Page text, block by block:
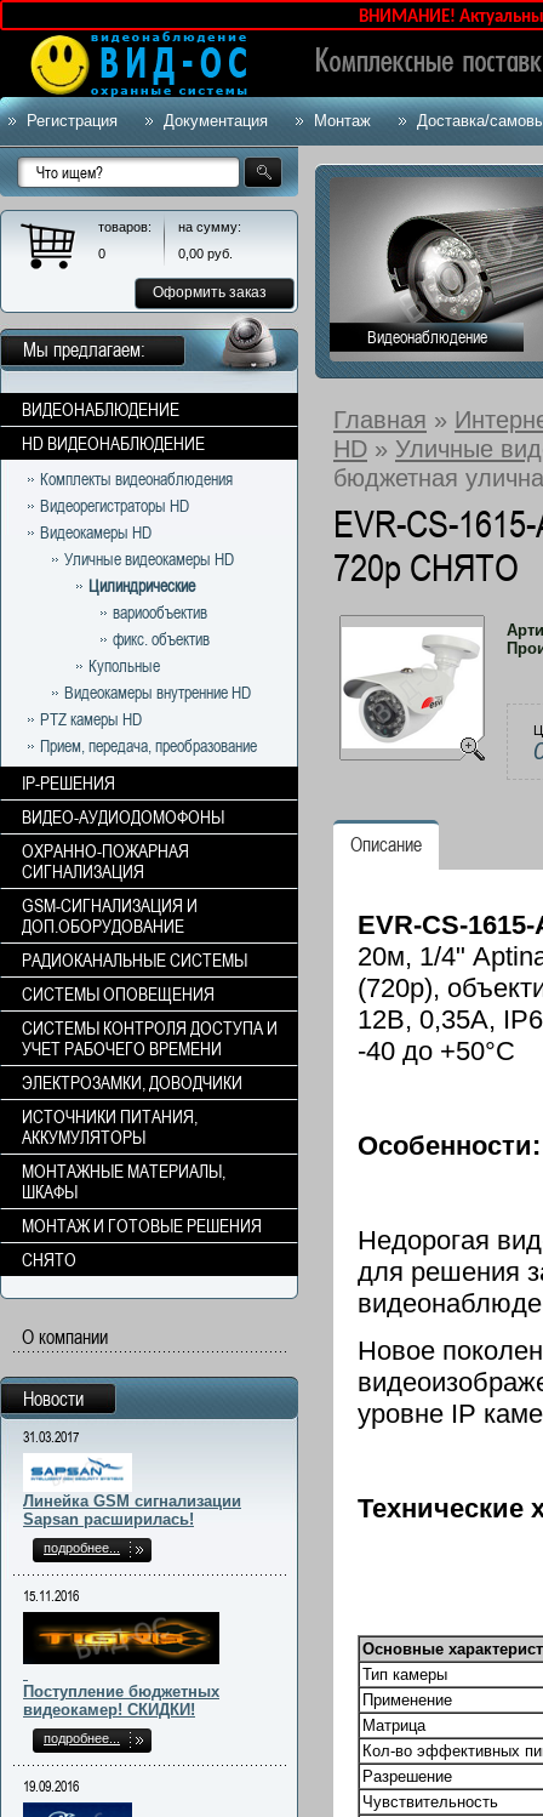
Регистрация Документация Монтаж Доставка/
ВНИМАНИЕ! Актуальные
Видеонаблюдение
Главная »
HD » Уличные
бюджетная
EVR-CS-
720р СНЯТО
Описание
EVR-CS-1615-
20м, 1/4"
(720p),
12В, 0,35А,
-40 до +50°С
Особенности:
Недорогая
для решения
Новое
уровне IP
Технические
Основные
Тип камеры
Применение
Матрица
Кол-во эффективных
Разрешение
Чувствительность
товаров:
0
на сумму:
0,00 руб.
Оформить заказ
Мы предлагаем:
ВИДЕОНАБЛЮДЕНИЕ
HD ВИДЕОНАБЛЮДЕНИЕ
Комплекты видеонаблюдения
Видеорегистраторы HD
Видеокамеры HD
Уличные видеокамеры HD
Цилиндрические
вариообъектив
фикс. объектив
Купольные
Видеокамеры внутренние HD
PTZ камеры HD
Прием, передача, преобразование
IP-РЕШЕНИЯ
ВИДЕО-АУДИОДОМОФОНЫ
ОХРАННО-ПОЖАРНАЯ
СИГНАЛИЗАЦИЯ
GSM-СИГНАЛИЗАЦИЯ И
ДОП.ОБОРУДОВАНИЕ
РАДИОКАНАЛЬНЫЕ СИСТЕМЫ
СИСТЕМЫ ОПОВЕЩЕНИЯ
СИСТЕМЫ КОНТРОЛЯ ДОСТУПА И
УЧЕТ РАБОЧЕГО ВРЕМЕНИ
ЭЛЕКТРОЗАМКИ, ДОВОДЧИКИ
ИСТОЧНИКИ ПИТАНИЯ,
АККУМУЛЯТОРЫ
МОНТАЖНЫЕ МАТЕРИАЛЫ,
ШКАФЫ
МОНТАЖ И ГОТОВЫЕ РЕШЕНИЯ
СНЯТО
О компании
Новости
31.03.2017
Линейка GSM сигнализации
Sapsan расширилась!
подробнее...
15.11.2016
Поступление бюджетных
видеокамер! СКИДКИ!
подробнее...
19.09.2016